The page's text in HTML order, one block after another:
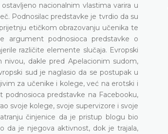
nacionalnim vlastima varira u
Podnosilac predstavke je tvrdio da su
etičkom obrazovanju učenika te
argument podnosioca predstavke o
različite elemente slučaja. Evropski
dakle pred Apelacionim sudom,
sud je naglasio da se postupak u
za učenike i kolege, već na erotski i
podnosioca predstavke na Facebooku,
svoje kolege, svoje supervizore i svoje
činjenice da je pristup blogu bio
da je njegova aktivnost, dok je trajala,